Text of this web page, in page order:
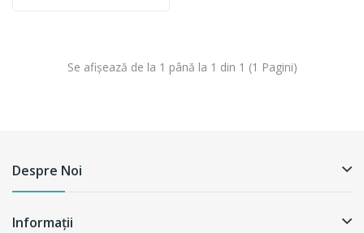
Se afişează de la 1 până la 1 din 1 (1 Pagini)
Despre Noi
Informații